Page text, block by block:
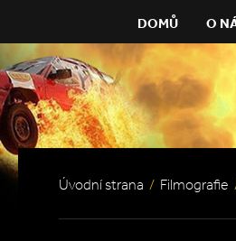
DOMŮ O
Úvodní strana / Filmografie